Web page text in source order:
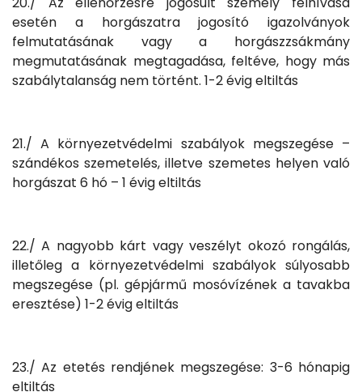
esetén a horgászatra jogosító igazolványok
felmutatásának vagy a horgászzsákmány
megmutatásának megtagadása, feltéve, hogy más
szabálytalanság nem történt. 1-2 évig eltiltás
21./ A környezetvédelmi szabályok megszegése –
szándékos szemetelés, illetve szemetes helyen való
horgászat 6 hó – 1 évig eltiltás
22./ A nagyobb kárt vagy veszélyt okozó rongálás,
illetőleg a környezetvédelmi szabályok súlyosabb
megszegése (pl. gépjármű mosóvízének a tavakba
eresztése) 1-2 évig eltiltás
23./ Az etetés rendjének megszegése: 3-6 hónapig
eltiltás